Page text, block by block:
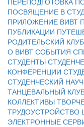
ПОСВЯЩЕНИЕ В
ПРИЛОЖЕНИЕ ВИВТ
ПУБЛИКАЦИИ
РОДИТЕЛЬСКИЙ КЛУБ
О ВИВТ СОБЫТИЯ
СТУДЕНТЫ
КОНФЕРЕНЦИИ
СТУДЕНЧЕСКИЙ
ТАНЦЕВАЛЬНЫЙ
КОЛЛЕКТИВЫ
ТРУДОУСТРОЙСТВО
ЭЛЕКТРОННЫЕ